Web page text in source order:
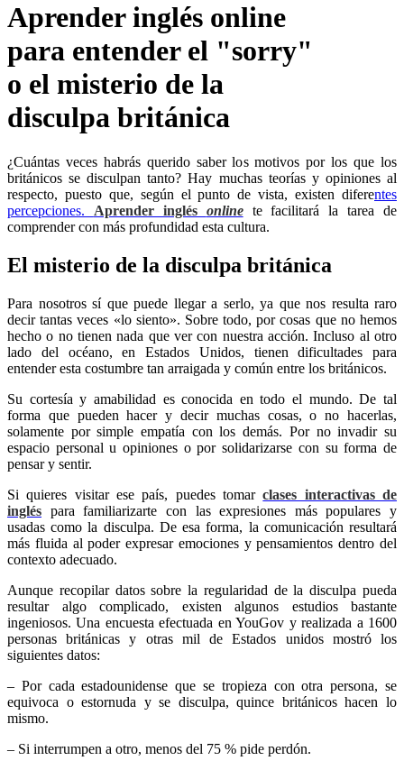
Aprender inglés online
para entender el "sorry"
o el misterio de la
disculpa británica
¿Cuántas veces habrás querido saber los motivos por los que los
británicos se disculpan tanto? Hay muchas teorías y opiniones al
respecto, puesto que, según el punto de vista, existen diferentes
percepciones. Aprender inglés onlinete facilitará la tarea de
comprender con más profundidad esta cultura.
El misterio de la disculpa británica
Para nosotros sí que puede llegar a serlo, ya que nos resulta raro
decir tantas veces «lo siento». Sobre todo, por cosas que no hemos
hecho o no tienen nada que ver con nuestra acción. Incluso al otro
lado del océano, en Estados Unidos, tienen dificultades para
entender esta costumbre tan arraigada y común entre los británicos.
Su cortesía y amabilidad es conocida en todo el mundo. De tal
forma que pueden hacer y decir muchas cosas, o no hacerlas,
solamente por simple empatía con los demás. Por no invadir su
espacio personal u opiniones o por solidarizarse con su forma de
pensar y sentir.
Si quieres visitar ese país, puedes tomarclases interactivas de
inglés para familiarizarte con las expresiones más populares y
usadas como la disculpa. De esa forma, la comunicación resultará
más fluida al poder expresar emociones y pensamientos dentro del
contexto adecuado.
Aunque recopilar datos sobre la regularidad de la disculpa pueda
resultar algo complicado, existen algunos estudios bastante
ingeniosos. Una encuesta efectuada en YouGov y realizada a 1600
personas británicas y otras mil de Estados unidos mostró los
siguientes datos:
– Por cada estadounidense que se tropieza con otra persona, se
equivoca o estornuda y se disculpa, quince británicos hacen lo
mismo.
– Si interrumpen a otro, menos del 75 % pide perdón.